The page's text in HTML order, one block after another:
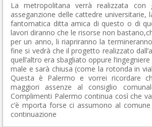
La metropolitana verrà realizzata
asseganzione delle cattedre universitarie,
fantomatica ditta amica di questo o di
lavori diranno che le risorse non
per un anno, li riapriranno la
fine si vedrà che il progetto realizzato
quell’altro era sbagliato oppure
male e sarà chiusa (come la rotonda in
Questa è Palermo e vorrei ricordare
maggiori assenze al consiglio
Complimenti Palermo continua così che
c’è mporta forse ci assumono al comune
continuazione